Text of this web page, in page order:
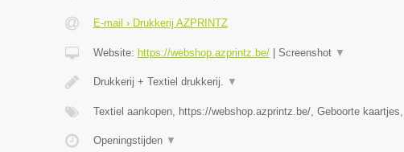
E-mail › Drukkerij AZPRINTZ
Website: https://webshop.azprintz.be/| Screenshot ▼
Drukkerij + Textiel drukkerij. ▼
Textiel aankopen, https://webshop.azprintz.be/, Geboorte kaartjes,
Openingstijden ▼